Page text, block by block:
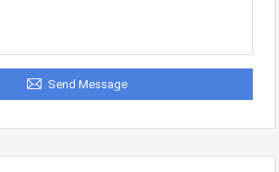
Send Message